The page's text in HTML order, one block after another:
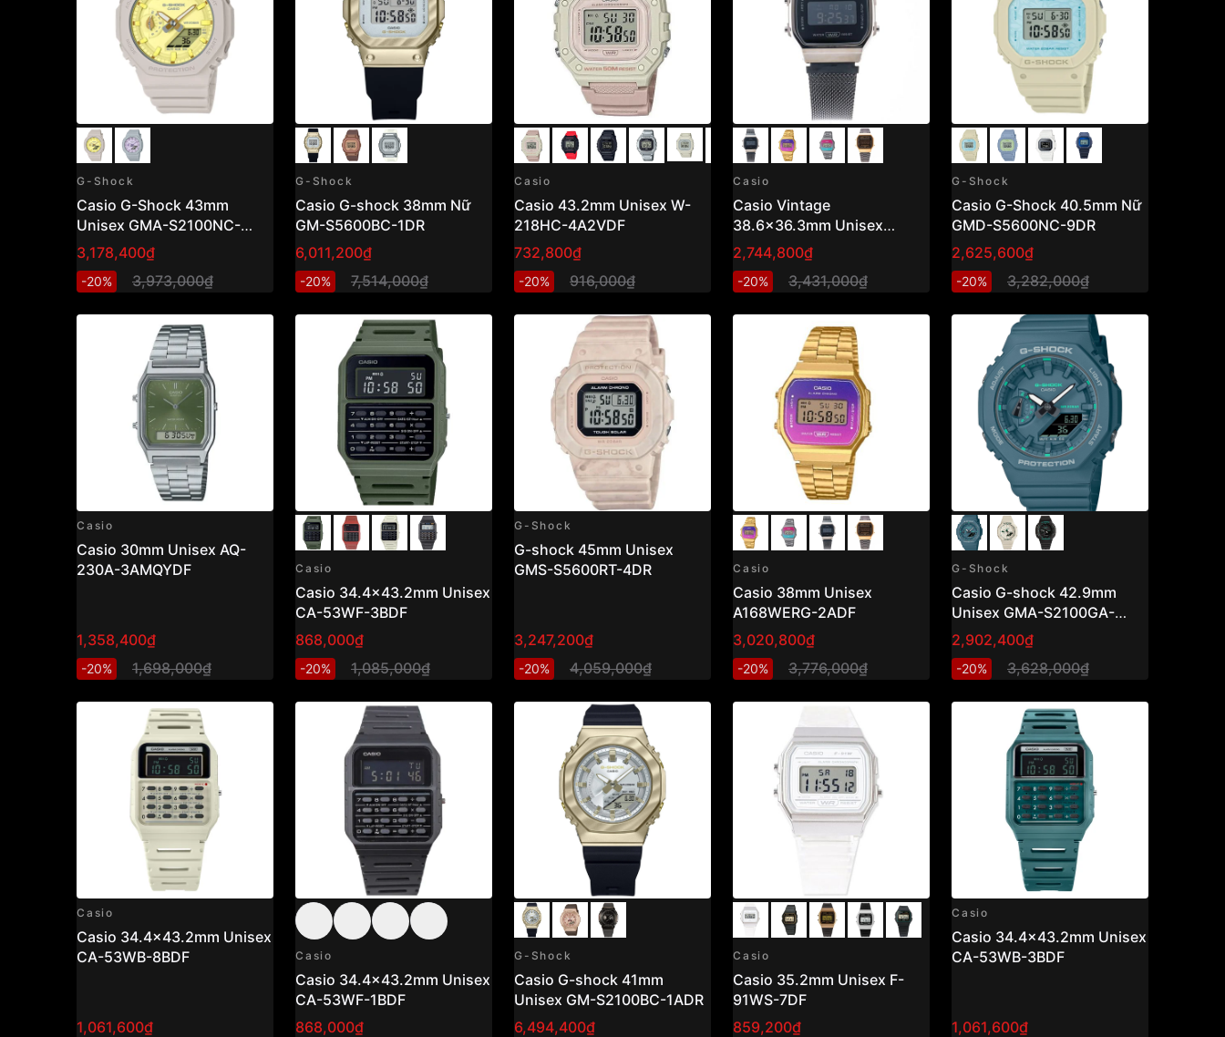
G-Shock
Casio G-Shock 43mm
Unisex GMA-S2100NC-
4ADR
3,178,400₫
-20% 3,973,000₫
G-Shock
Casio G-shock 38mm Nữ
GM-S5600BC-1DR
6,011,200₫
-20% 7,514,000₫
Casio
Casio 43.2mm Unisex W-
218HC-4A2VDF
732,800₫
-20% 916,000₫
Casio
Casio Vintage
38.6x36.3mm Unisex
A168WEMB-1BDF
2,744,800₫
-20% 3,431,000₫
G-Shock
Casio G-Shock 40.5mm Nữ
GMD-S5600NC-9DR
2,625,600₫
-20% 3,282,000₫
Casio
Casio 30mm Unisex AQ-
230A-3AMQYDF
1,358,400₫
-20% 1,698,000₫
Casio
Casio 34.4x43.2mm Unisex
CA-53WF-3BDF
868,000₫
-20% 1,085,000₫
G-Shock
G-shock 45mm Unisex
GMS-S5600RT-4DR
3,247,200₫
-20% 4,059,000₫
Casio
Casio 38mm Unisex
A168WERG-2ADF
3,020,800₫
-20% 3,776,000₫
G-Shock
Casio G-shock 42.9mm
Unisex GMA-S2100GA-
3ADR
2,902,400₫
-20% 3,628,000₫
Casio
Casio 34.4x43.2mm Unisex
CA-53WB-8BDF
1,061,600₫
Casio
Casio 34.4x43.2mm Unisex
CA-53WF-1BDF
868,000₫
G-Shock
Casio G-shock 41mm
Unisex GM-S2100BC-1ADR
6,494,400₫
Casio
Casio 35.2mm Unisex F-
91WS-7DF
859,200₫
Casio
Casio 34.4x43.2mm Unisex
CA-53WB-3BDF
1,061,600₫